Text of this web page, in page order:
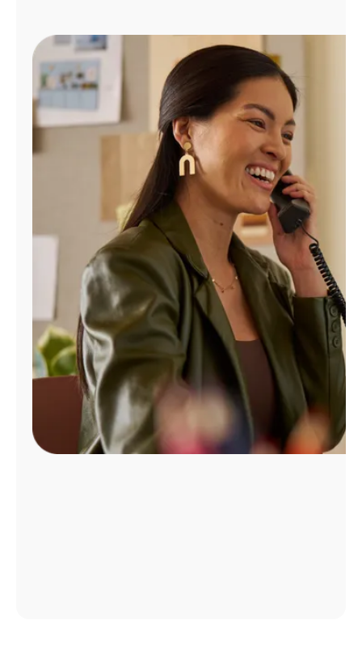
Administrar
cuenta
Encuentra
tienda